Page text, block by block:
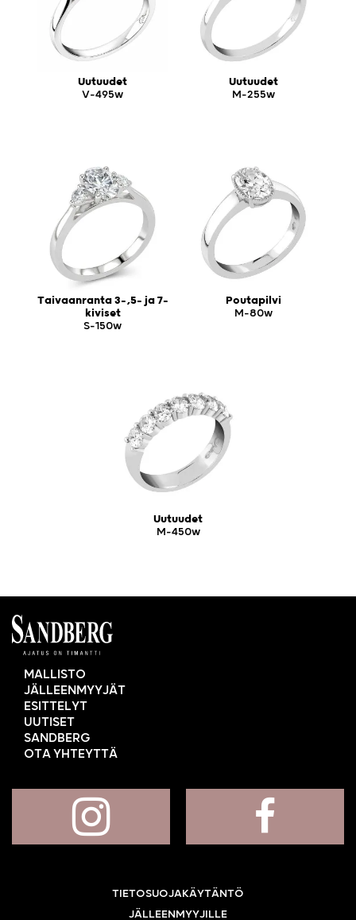
Uutuudet
V-495w
Uutuudet
M-255w
Taivaanranta 3-,5- ja 7-
kiviset
S-150w
Poutapilvi
M-80w
Uutuudet
M-450w
MALLISTO
JÄLLEENMYYJÄT
ESITTELYT
UUTISET
SANDBERG
OTA YHTEYTTÄ
TIETOSUOJAKÄYTÄNTÖ
JÄLLEENMYYJILLE